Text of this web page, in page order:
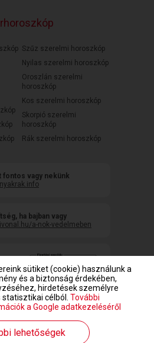
Szűz szerelmi horoszkóp
Nyilas szerelmi horoszkóp
Oroszlán szerelmi
horoszkóp
Kos szerelmi horoszkóp
Skorpió szerelmi
horoszkóp
Rák szerelmi horoszkóp
fontos vagy nekünk
ha bajban vagy
a-nok-vedelmeben
1999-2026 Dating Central Europe Zrt.
sütiket (cookie) használunk a
és a biztonság érdekében,
hirdetések személyre
célból. További
a Google adatkezeléséről
lehetőségek